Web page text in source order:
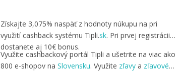
Získajte 3,075% naspäť z hodnoty núkupu na pri
využití cashback systému Tipli.sk. Pri prvej registrácii
dostanete aj 10€ bonus.
Využite cashbackový portál Tipli a ušetrite na viac ako
800 e-shopov na Slovensku. Využite zľavy a zľavové